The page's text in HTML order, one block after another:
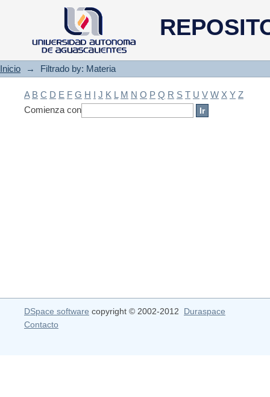
Filtrado by: Materia
Inicio → Filtrado by: Materia
A B C D E F G H I J K L M N O P Q R S T U V W X Y Z
Comienza con
DSpace software copyright © 2002-2012 Duraspace
Contacto